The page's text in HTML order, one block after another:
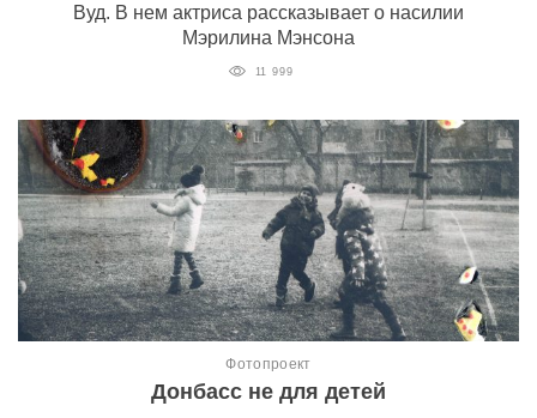
Вуд. В нем актриса рассказывает о насилии
Мэрилина Мэнсона
11 999
Фотопроект
Донбасс не для детей